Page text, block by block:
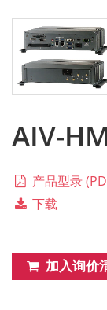
AIV-
产品型录
下载
加入询价